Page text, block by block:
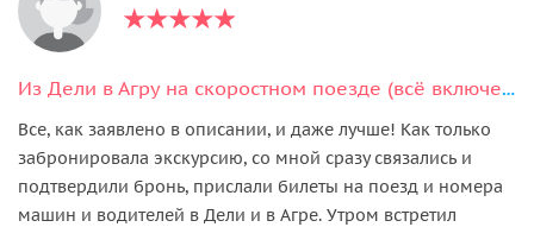
Из Дели в Агру на скоростном поезде (всё включено)
Все, как заявлено в описании, и даже лучше! Как только
забронировала экскурсию, со мной сразу связались и
подтвердили бронь, прислали билеты на поезд и номера
машин и водителей в Дели и в Агре. Утром встретил